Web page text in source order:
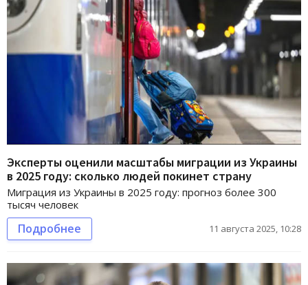
Эксперты оценили масштабы миграции из Украины
в 2025 году: сколько людей покинет страну
Миграция из Украины в 2025 году: прогноз более 300
тысяч человек
Подробнее 11 августа 2025, 10:28